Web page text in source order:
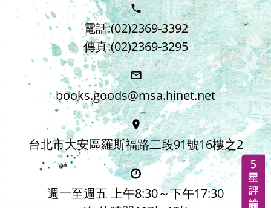
電話:(02)2369-3392
傳真:(02)2369-3295
books.goods@msa.hinet.net
台北市大安區羅斯福路二段91號16樓之2
週一至週五 上午8:30～下午17:30